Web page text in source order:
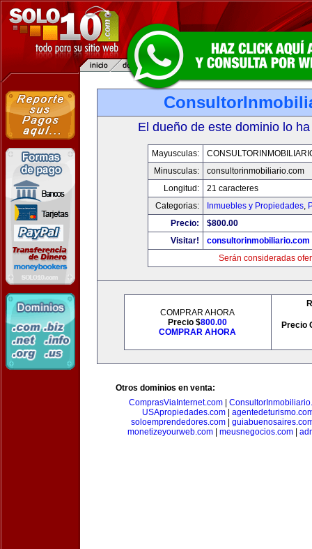
El dueño de este dominio lo
Mayusculas:
Minusculas:
consultorinmobiliario.com
Longitud:
21 caracteres
Categorias:
Inmuebles y Propiedades,
Precio:
$800.00
Visitar!
consultorinmobiliario.com
Serán consideradas
COMPRAR AHORA
Precio $800.00
COMPRAR AHORA
Precio
Otros dominios en venta:
ComprasViaInternet.com
USApropiedades.com|
soloemprendedores.com|
monetizeyourweb.com| meusnegocios.com|